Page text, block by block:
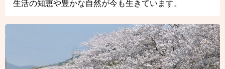
生活の知恵や豊かな自然が今も生きています。